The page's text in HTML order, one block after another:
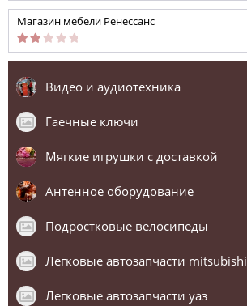
Магазин мебели Ренессанс
Видео и аудиотехника
Гаечные ключи
Мягкие игрушки с доставкой
Антенное оборудование
Подростковые велосипеды
Легковые автозапчасти mitsubishi
Легковые автозапчасти уаз